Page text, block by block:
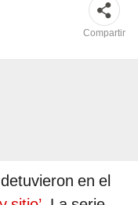
Compartir
en el